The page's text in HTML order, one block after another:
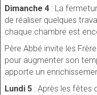
Dimanche 4: La
de réaliser quelques
chaque chambre est
Père Abbé invite les
pour augmenter son
apporte un
Lundi 5: Après les fêtes